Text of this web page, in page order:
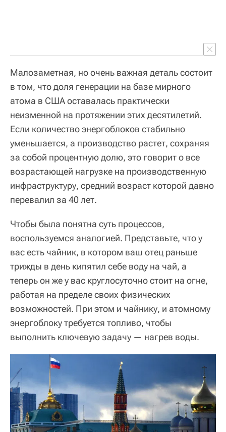
Малозаметная, но очень важная деталь состоит
в том, что доля генерации на базе мирного
атома в США оставалась практически
неизменной на протяжении этих десятилетий.
Если количество энергоблоков стабильно
уменьшается, а производство растет, сохраняя
за собой процентную долю, это говорит о все
возрастающей нагрузке на производственную
инфраструктуру, средний возраст которой давно
перевалил за 40 лет.
Чтобы была понятна суть процессов,
воспользуемся аналогией. Представьте, что у
вас есть чайник, в котором ваш отец раньше
трижды в день кипятил себе воду на чай, а
теперь он же у вас круглосуточно стоит на огне,
работая на пределе своих физических
возможностей. При этом и чайнику, и атомному
энергоблоку требуется топливо, чтобы
выполнить ключевую задачу — нагрев воды.